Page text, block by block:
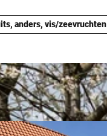
anders, vis/zeevruchten